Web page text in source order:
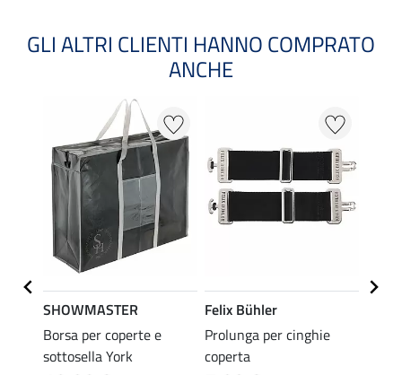
GLI ALTRI CLIENTI HANNO COMPRATO
ANCHE
SHOWMASTER
Borsa per coperte e
sottosella York
Felix Bühler
Prolunga per cinghie
coperta